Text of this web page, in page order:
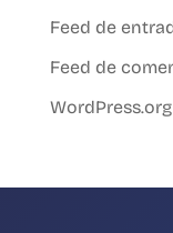
Feed de
Feed de
WordPress.org